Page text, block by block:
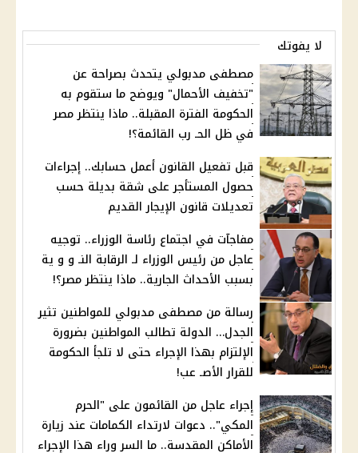
لا يفوتك
مصطفى مدبولي يتحدث بصراحة عن
"تخفيف الأحمال" ويوضح ما ستقوم به
الحكومة الفترة المقبلة.. ماذا ينتظر مصر
في ظل الحـ رب القائمة؟!
قبل تفعيل القانون أعمل حسابك.. إجراءات
حصول المستأجر على شقة بديلة حسب
تعديلات قانون الإيجار القديم
مفاجآت في اجتماع رئاسة الوزراء.. توجيه
عاجل من رئيس الوزراء لـ الرقابة النـ و و ية
بسبب الأحداث الجارية.. ماذا ينتظر مصر؟!
رسالة من مصطفى مدبولي للمواطنين تثير
الجدل… الدولة تطالب المواطنين بضرورة
الإلتزام بهذا الإجراء حتى لا تلجأ الحكومة
للقرار الأصـ عب!
إجراء عاجل من القائمون على "الحرم
المكي".. دعوات لارتداء الكمامات عند زيارة
الأماكن المقدسة.. ما السر وراء هذا الإجراء